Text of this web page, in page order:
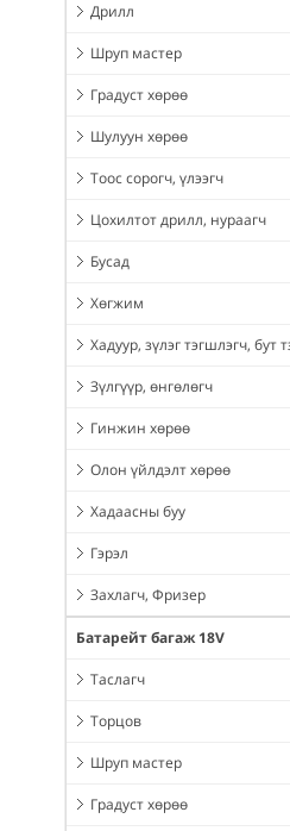
Дрилл
Шруп мастер
Градуст хөрөө
Шулуун хөрөө
Тоос сорогч, үлээгч
Цохилтот дрилл, нураагч
Бусад
Хөгжим
Хадуур, зүлэг тэгшлэгч, бут
Зүлгүүр, өнгөлөгч
Гинжин хөрөө
Олон үйлдэлт хөрөө
Хадаасны буу
Гэрэл
Захлагч, Фризер
Батарейт багаж 18V
Таслагч
Торцов
Шруп мастер
Градуст хөрөө